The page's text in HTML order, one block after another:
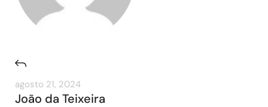
agosto 21, 2024
João da Teixeira